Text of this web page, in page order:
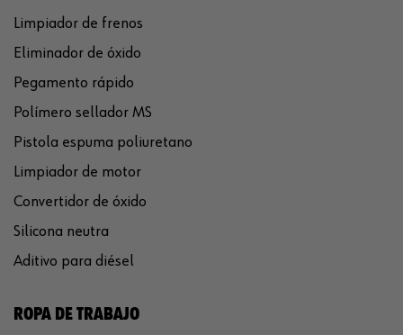
Limpiador de frenos
Eliminador de óxido
Pegamento rápido
Polímero sellador MS
Pistola espuma poliuretano
Limpiador de motor
Convertidor de óxido
Silicona neutra
Aditivo para diésel
ROPA DE TRABAJO